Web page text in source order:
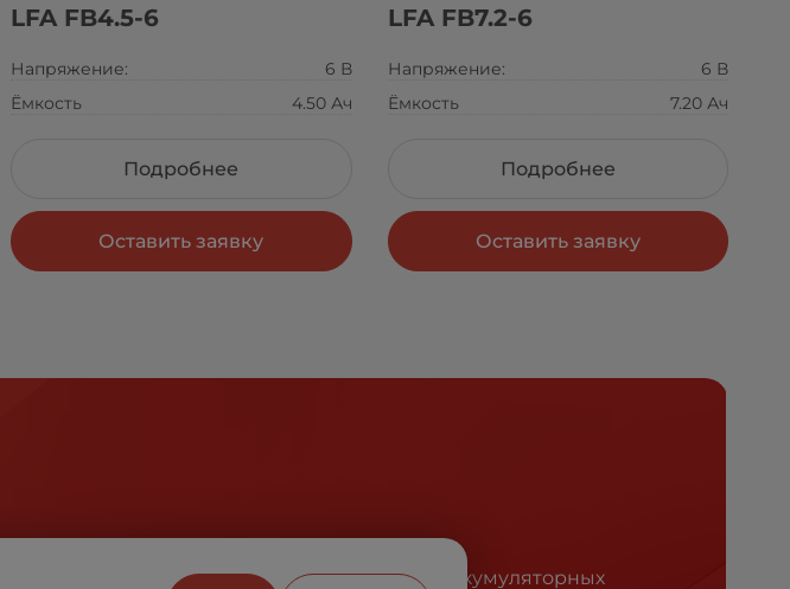
LFA FB4.5-6
Напряжение:
6 В
Ёмкость
4.50 Ач
Подробнее
Оставить заявку
LFA FB7.2-6
Напряжение:
6 В
Ёмкость
7.20 Ач
Подробнее
Оставить заявку
«ВЫБОР» оставаться лидером рынка аккумуляторных